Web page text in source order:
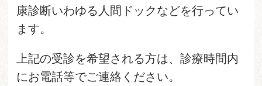
康診断いわゆる人間ドックなどを行ってい
ます。
上記の受診を希望される方は、診療時間内
にお電話等でご連絡ください。